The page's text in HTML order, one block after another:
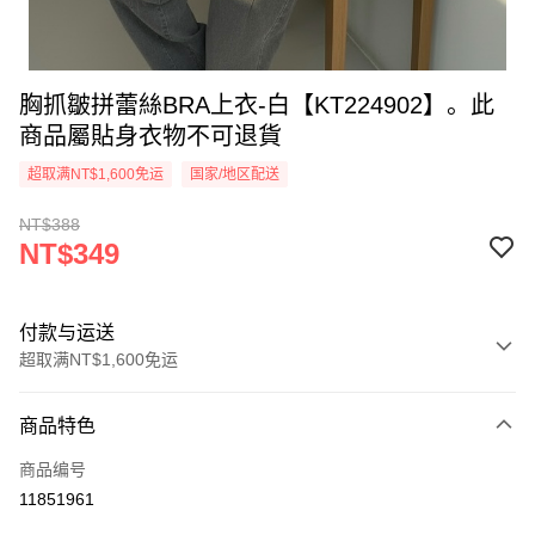
胸抓皺拼蕾絲BRA上衣-白【KT224902】。此
商品屬貼身衣物不可退貨
超取满NT$1,600免运 国家/地区配送
NT$388
NT$349
付款与运送
超取满NT$1,600免运
信用卡一次付款
超商取货付款
商品特色
商品编号
11851961